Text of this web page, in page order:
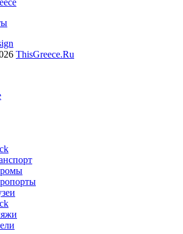
ThisGreece.Ru